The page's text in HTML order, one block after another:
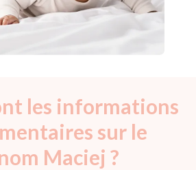
les informations
sur le
Maciej ?